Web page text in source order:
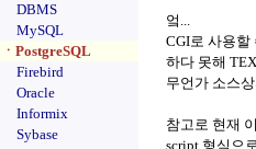
DBMS
MySQL
ㆍPostgreSQL
Firebird
Oracle
Informix
Sybase
엌...
CGI로 사용할
하다 못해
무언가 소스
참고로 현재
script 형식으